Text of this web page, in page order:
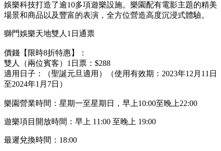
娛樂科技打造了逾10多項遊樂設施。樂園配有電影主題的精美
場景和商品以及豐富的表演，全方位營造高度沉浸式體驗。
獅門娛樂天地雙人1日通票
價錢【限時8折特惠】：
雙人（兩位賓客）1日票：$288
適用日子：（聖誕元旦適用）（使用有效期：2023年12月11日
至2024年1月7日）
樂園營業時間：星期一至星期日，早上10:00至晚上22:00
遊樂項目開放時間：早上 11:00 至晚上 19:00
最遲兌換時間：18:00